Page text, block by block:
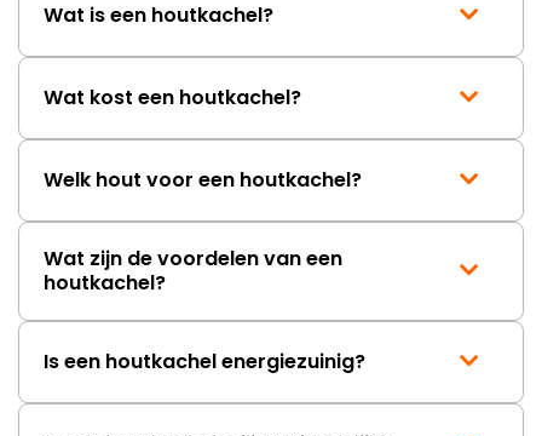
Wat is een houtkachel?
Wat kost een houtkachel?
Welk hout voor een houtkachel?
Wat zijn de voordelen van een
houtkachel?
Is een houtkachel energiezuinig?